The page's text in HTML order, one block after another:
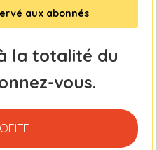
aux abonnés
la totalité du
vous.